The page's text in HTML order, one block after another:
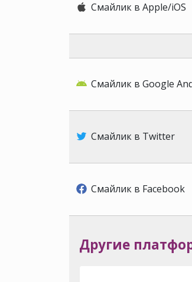
Смайлик в Apple/iOS
Смайлик в Google
Смайлик в Twitter
Смайлик в Facebook
Другие